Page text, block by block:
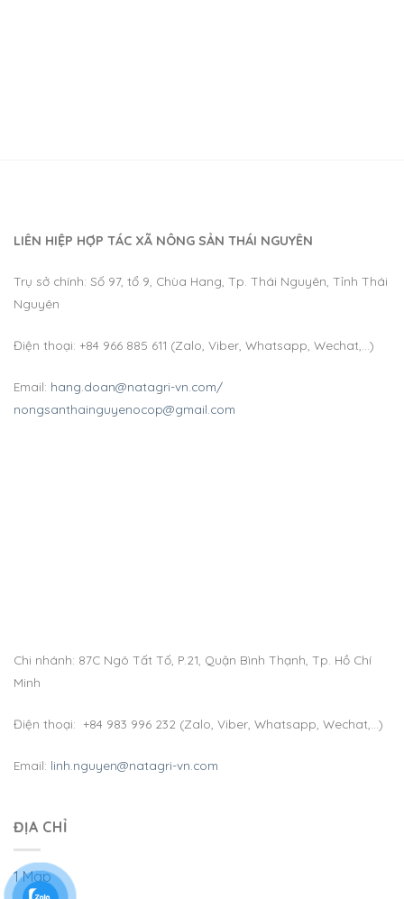
LIÊN HIỆP HỢP TÁC XÃ NÔNG SẢN THÁI NGUYÊN
Trụ sở chính: Số 97, tổ 9, Chùa Hang, Tp. Thái Nguyên, Tỉnh Thái
Nguyên
Điện thoại: +84 966 885 611 (Zalo, Viber, Whatsapp, Wechat,…)
Email: hang.doan@natagri-vn.com/
nongsanthainguyenocop@gmail.com
Chi nhánh: 87C Ngô Tất Tố, P.21, Quận Bình Thạnh, Tp. Hồ Chí
Minh
Điện thoại: +84 983 996 232 (Zalo, Viber, Whatsapp, Wechat,…)
Email: linh.nguyen@natagri-vn.com
ĐỊA CHỈ
1 Map